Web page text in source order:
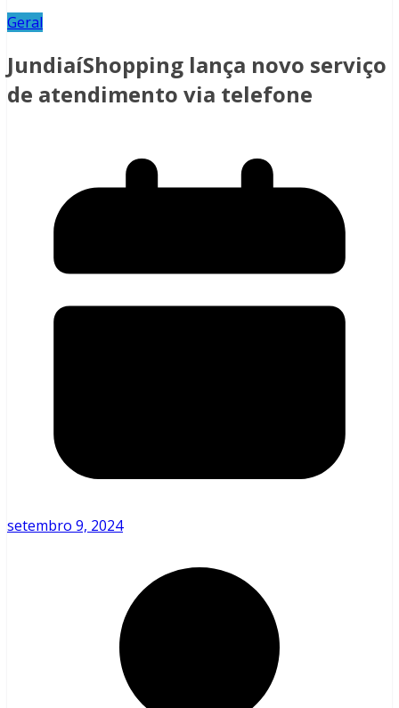
Geral
JundiaíShopping lança novo serviço
de atendimento via telefone
setembro 9, 2024